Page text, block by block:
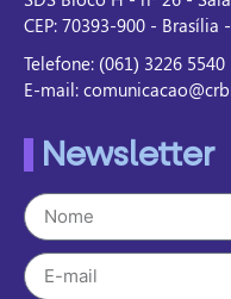
CEP: 70393-900 - Brasília
Telefone: (061) 3226 5540
E-mail:
Newsletter